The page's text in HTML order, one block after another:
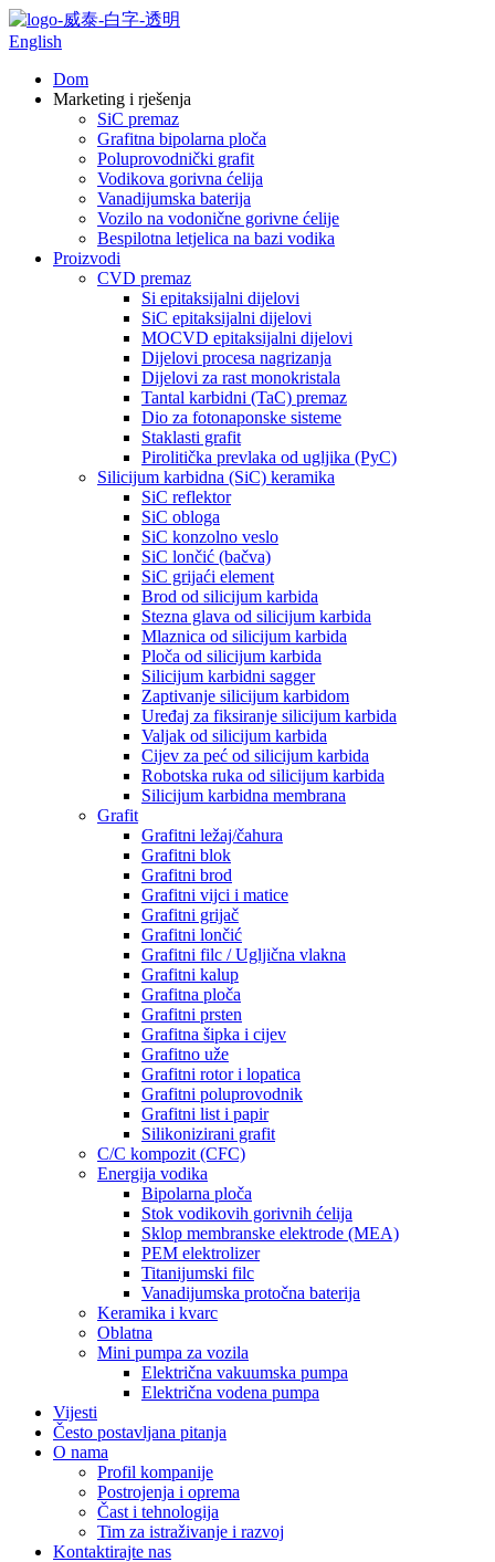
English
Dom
Marketing i rješenja
SiC premaz
Grafitna bipolarna ploča
Poluprovodnički grafit
Vodikova gorivna ćelija
Vanadijumska baterija
Vozilo na vodonične gorivne ćelije
Bespilotna letjelica na bazi vodika
Proizvodi
CVD premaz
Si epitaksijalni dijelovi
SiC epitaksijalni dijelovi
MOCVD epitaksijalni dijelovi
Dijelovi procesa nagrizanja
Dijelovi za rast monokristala
Tantal karbidni (TaC) premaz
Dio za fotonaponske sisteme
Staklasti grafit
Pirolitička prevlaka od ugljika (PyC)
Silicijum karbidna (SiC) keramika
SiC reflektor
SiC obloga
SiC konzolno veslo
SiC lončić (bačva)
SiC grijaći element
Brod od silicijum karbida
Stezna glava od silicijum karbida
Mlaznica od silicijum karbida
Ploča od silicijum karbida
Silicijum karbidni sagger
Zaptivanje silicijum karbidom
Uređaj za fiksiranje silicijum karbida
Valjak od silicijum karbida
Cijev za peć od silicijum karbida
Robotska ruka od silicijum karbida
Silicijum karbidna membrana
Grafit
Grafitni ležaj/čahura
Grafitni blok
Grafitni brod
Grafitni vijci i matice
Grafitni grijač
Grafitni lončić
Grafitni filc / Ugljična vlakna
Grafitni kalup
Grafitna ploča
Grafitni prsten
Grafitna šipka i cijev
Grafitno uže
Grafitni rotor i lopatica
Grafitni poluprovodnik
Grafitni list i papir
Silikonizirani grafit
C/C kompozit (CFC)
Energija vodika
Bipolarna ploča
Stok vodikovih gorivnih ćelija
Sklop membranske elektrode (MEA)
PEM elektrolizer
Titanijumski filc
Vanadijumska protočna baterija
Keramika i kvarc
Oblatna
Mini pumpa za vozila
Električna vakuumska pumpa
Električna vodena pumpa
Vijesti
Često postavljana pitanja
O nama
Profil kompanije
Postrojenja i oprema
Čast i tehnologija
Tim za istraživanje i razvoj
Kontaktirajte nas